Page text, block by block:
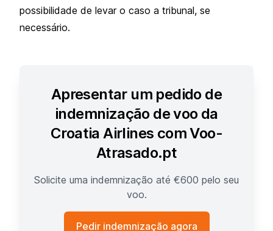
possibilidade de levar o caso a tribunal, se
necessário.
Apresentar um pedido de
indemnização de voo da
Croatia Airlines com Voo-
Atrasado.pt
Solicite uma indemnização até €600 pelo seu
voo.
Pedir indemnização agora